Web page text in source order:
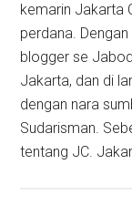
kemarin Jakarta
perdana.
blogger se
Jakarta, dan di
dengan nara
Sudarisman.
tentang JC.